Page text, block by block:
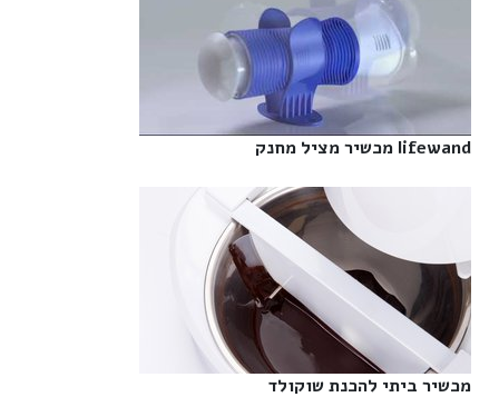
lifewand מכשיר מציל מחנק‎
מכשיר ביתי להכנת שוקולד‎